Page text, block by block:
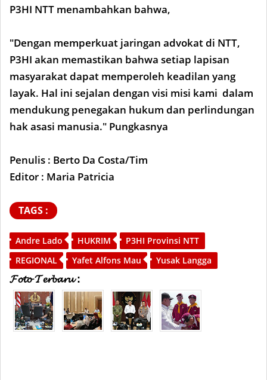
P3HI NTT menambahkan bahwa,
"Dengan memperkuat jaringan advokat di NTT,
P3HI akan memastikan bahwa setiap lapisan
masyarakat dapat memperoleh keadilan yang
layak. Hal ini sejalan dengan visi misi kami dalam
mendukung penegakan hukum dan perlindungan
hak asasi manusia." Pungkasnya
Penulis : Berto Da Costa/Tim
Editor : Maria Patricia
TAGS :
Andre Lado HUKRIM
P3HI Provinsi NTT
REGIONAL
Yafet Alfons Mau Yusak Langga
𝓕𝓸𝓽𝓸 𝓣𝓮𝓻𝓫𝓪𝓻𝓾 :